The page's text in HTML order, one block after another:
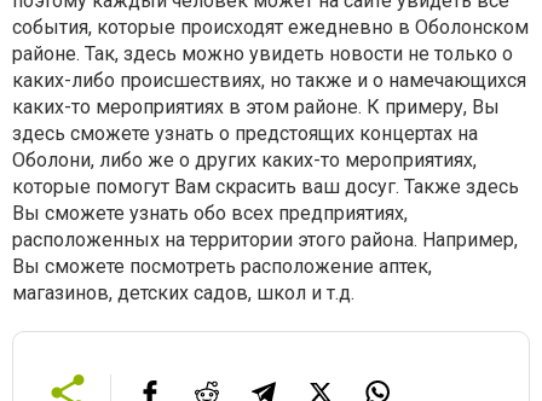
события, которые происходят ежедневно в Оболонском
районе. Так, здесь можно увидеть новости не только о
каких-либо происшествиях, но также и о намечающихся
каких-то мероприятиях в этом районе. К примеру, Вы
здесь сможете узнать о предстоящих концертах на
Оболони, либо же о других каких-то мероприятиях,
которые помогут Вам скрасить ваш досуг. Также здесь
Вы сможете узнать обо всех предприятиях,
расположенных на территории этого района. Например,
Вы сможете посмотреть расположение аптек,
магазинов, детских садов, школ и т.д.